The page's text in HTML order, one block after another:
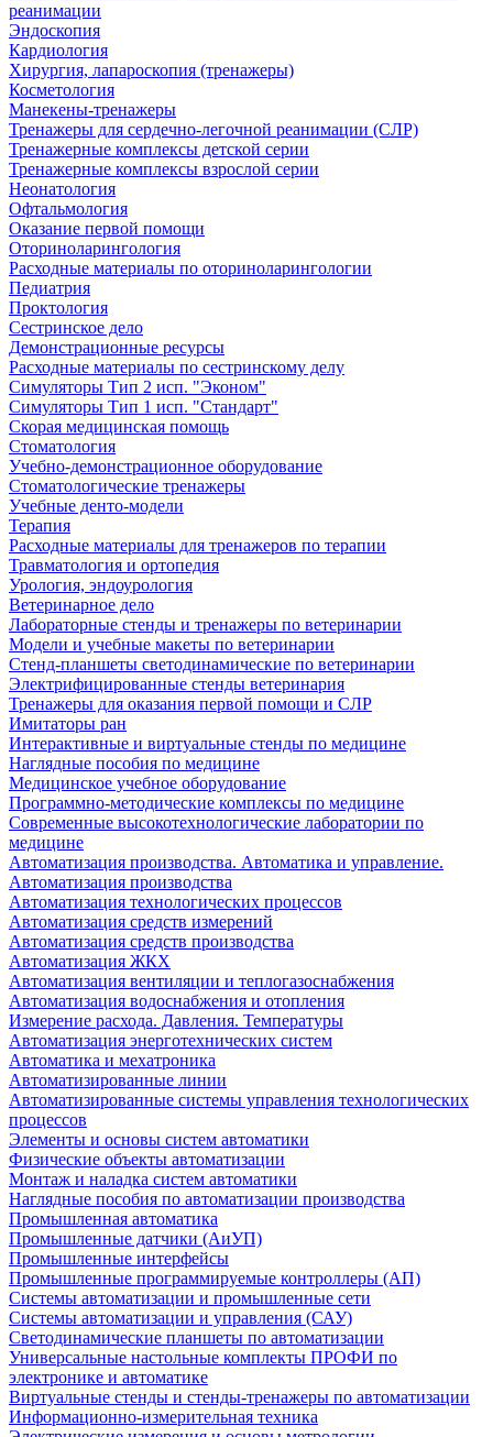
реанимации
Эндоскопия
Кардиология
Хирургия, лапароскопия (тренажеры)
Косметология
Манекены-тренажеры
Тренажеры для сердечно-легочной реанимации (СЛР)
Тренажерные комплексы детской серии
Тренажерные комплексы взрослой серии
Неонатология
Офтальмология
Оказание первой помощи
Оториноларингология
Расходные материалы по оториноларингологии
Педиатрия
Проктология
Сестринское дело
Демонстрационные ресурсы
Расходные материалы по сестринскому делу
Симуляторы Тип 2 исп. "Эконом"
Симуляторы Тип 1 исп. "Стандарт"
Скорая медицинская помощь
Стоматология
Учебно-демонстрационное оборудование
Стоматологические тренажеры
Учебные денто-модели
Терапия
Расходные материалы для тренажеров по терапии
Травматология и ортопедия
Урология, эндоурология
Ветеринарное дело
Лабораторные стенды и тренажеры по ветеринарии
Модели и учебные макеты по ветеринарии
Стенд-планшеты светодинамические по ветеринарии
Электрифицированные стенды ветеринария
Тренажеры для оказания первой помощи и СЛР
Имитаторы ран
Интерактивные и виртуальные стенды по медицине
Наглядные пособия по медицине
Медицинское учебное оборудование
Программно-методические комплексы по медицине
Современные высокотехнологические лаборатории по
медицине
Автоматизация производства. Автоматика и управление.
Автоматизация производства
Автоматизация технологических процессов
Автоматизация средств измерений
Автоматизация средств производства
Автоматизация ЖКХ
Автоматизация вентиляции и теплогазоснабжения
Автоматизация водоснабжения и отопления
Измерение расхода. Давления. Температуры
Автоматизация энерготехнических систем
Автоматика и мехатроника
Автоматизированные линии
Автоматизированные системы управления технологических
процессов
Элементы и основы систем автоматики
Физические объекты автоматизации
Монтаж и наладка систем автоматики
Наглядные пособия по автоматизации производства
Промышленная автоматика
Промышленные датчики (АиУП)
Промышленные интерфейсы
Промышленные программируемые контроллеры (АП)
Системы автоматизации и промышленные сети
Системы автоматизации и управления (САУ)
Светодинамические планшеты по автоматизации
Универсальные настольные комплекты ПРОФИ по
электронике и автоматике
Виртуальные стенды и стенды-тренажеры по автоматизации
Информационно-измерительная техника